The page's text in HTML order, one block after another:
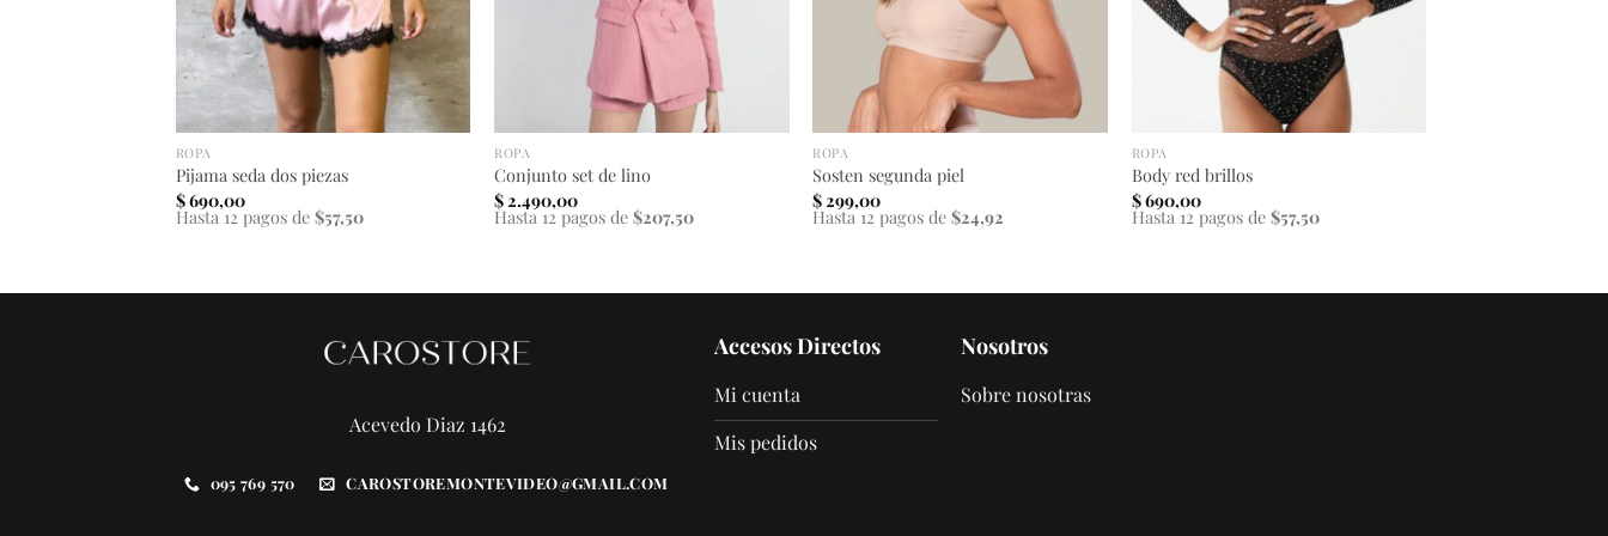
ROPA
Pijama seda dos piezas
$690,00
Hasta 12 pagos de $57,50
ROPA
Conjunto set de lino
$ 2.490,00
Hasta 12 pagos de$207,50
ROPA
Sosten segunda piel
$ 299,00
Hasta 12 pagos de$24,92
ROPA
Body red brillos
$690,00
Hasta 12 pagos de $57,50
Acevedo Diaz 1462
095 769 570 CAROSTOREMONTEVIDEO@GMAIL.COM
Accesos Directos
Mi cuenta
Mis pedidos
Nosotros
Sobre nosotras